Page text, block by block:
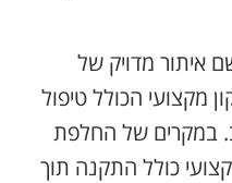
איתור מדויק של
מקצועי הכולל טיפול
במקרים של החלפת
כולל התקנה תוך